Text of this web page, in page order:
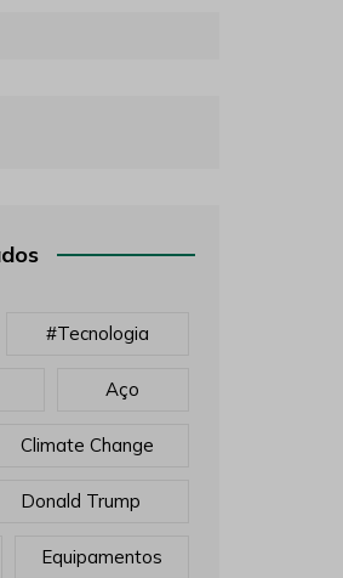
#tecnologia
Aço
Climate Change
Donald Trump
Equipamentos